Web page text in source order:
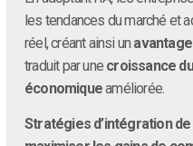
les tendances du marché et
réel, créant ainsi un
traduit par une croissance
économiqueaméliorée.
Stratégies d’intégration